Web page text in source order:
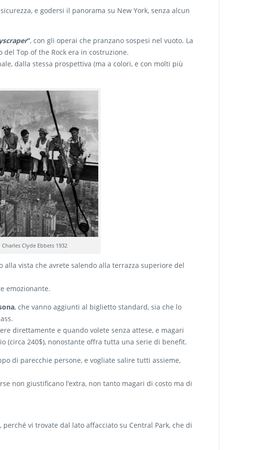
e godersi il panorama su New York, senza alcun
“, con gli operai che pranzano sospesi nel vuoto. La
Top of the Rock era in costruzione.
dalla stessa prospettiva (ma a colori, e con molti più
Clyde Ebbets 1932
alla vista che avrete salendo alla terrazza superiore del
emozionante.
, che vanno aggiunti al biglietto standard, sia che lo
direttamente e quando volete senza attese, e magari
(circa 240$), nonostante offra tutta una serie di benefit.
di parecchie persone, e vogliate salire tutti assieme,
non giustificano l’extra, non tanto magari di costo ma di
, perché vi trovate dal lato affacciato su Central Park, che di